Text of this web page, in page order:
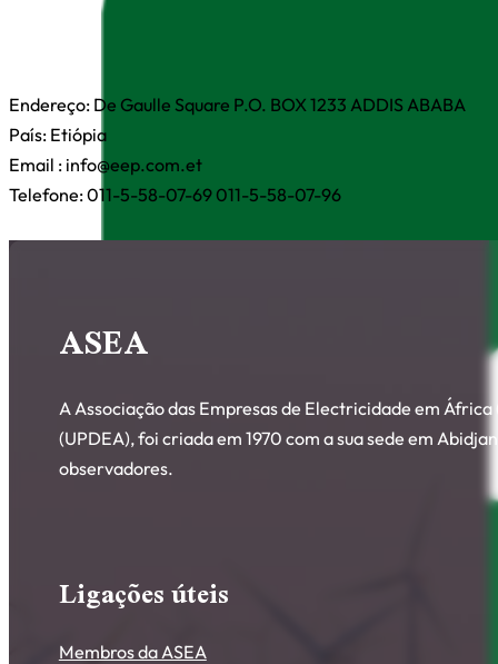
Endereço: De Gaulle Square P.O. BOX 1233 ADDIS ABABA
País: Etiópia
Email : info@eep.com.et
Telefone: 011-5-58-07-69 011-5-58-07-96
ASEA
A Associação das Empresas de Electricidade em
(UPDEA), foi criada em 1970 com a sua sede em
observadores.
Ligações úteis
Membros da ASEA